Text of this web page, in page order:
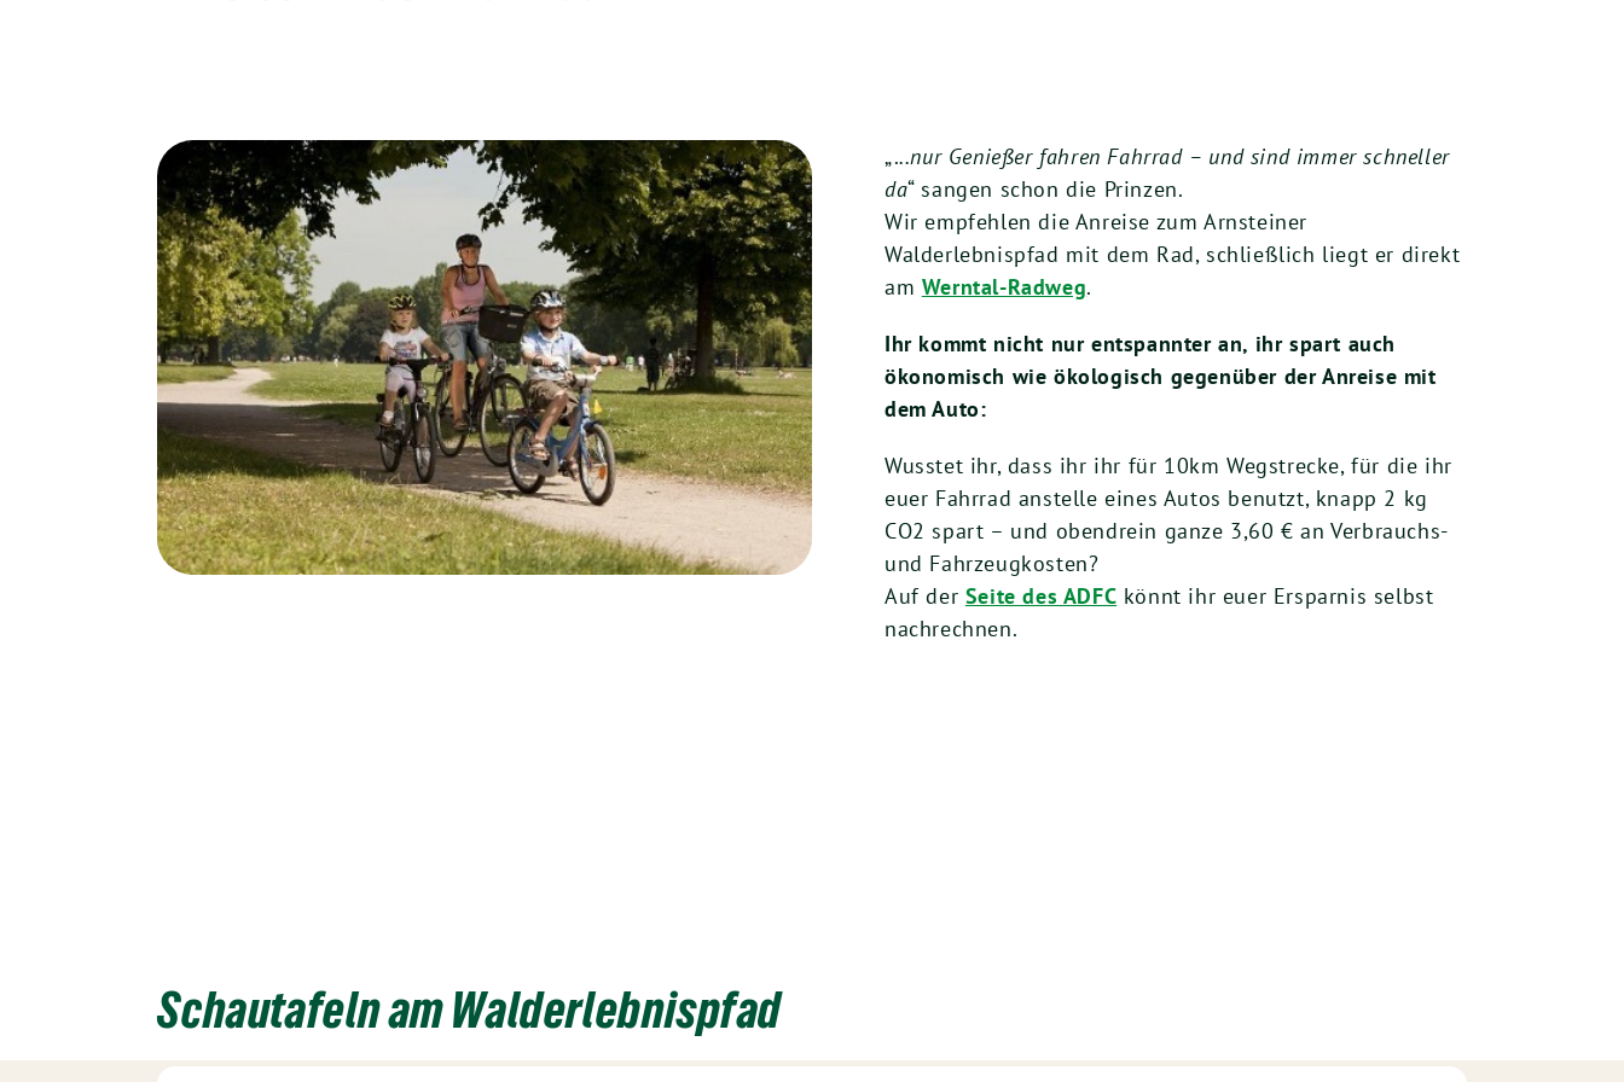
„...nur Genießer fahren Fahrrad – und sind immer schneller
da“ sangen schon die Prinzen.
Wir empfehlen die Anreise zum Arnsteiner
Walderlebnispfad mit dem Rad, schließlich liegt er direkt
am Werntal-Radweg.
Ihr kommt nicht nur entspannter an, ihr spart auch
ökonomisch wie ökologisch gegenüber der Anreise mit
dem Auto:
Wusstet ihr, dass ihr ihr für 10km Wegstrecke, für die ihr
euer Fahrrad anstelle eines Autos benutzt, knapp 2 kg
CO2 spart – und obendrein ganze 3,60 € an Verbrauchs-
und Fahrzeugkosten?
Auf der Seite des ADFC könnt ihr euer Ersparnis selbst
nachrechnen.
Schautafeln am Walderlebnispfad